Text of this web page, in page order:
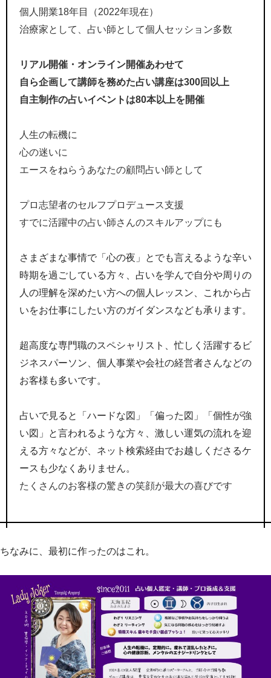
個人開業18年目（2022年現在）
治療家として、占い師として個人セッション多数
リアル開催・オンライン開催あわせて
自ら企画して講師を務めた占い講座は300回以上
自主制作の占いイベントは80本以上を開催
人生の転機に
心の迷いに
エースをねらうあなたの顧問占い師として
プロ志望者のセルフプロデュース支援
すでに活躍中の占い師さんのスキルアップにも
さまざまな事情で「心の夜」とでも言えるような辛い
時期を過ごしている方々、占いを学んで自分や周りの
人の理解を深めたい方への個人レッスン、これから占
いをお仕事にしたい方のガイダンスなども承ります。
超高度な専門職のスペシャリスト、忙しく活躍するビ
ジネスパーソン、個人事業や会社の経営者さんなどの
お客様も多いです。
占いで見ると「ハードな図」「偏った図」「個性が強
い図」と言われるような方々、激しい運気の流れを迎
える方々などが、ネット検索経由でお越しくださるケ
ースも少なくありません。
たくさんのお客様の驚きの笑顔が最大の喜びです
ちなみに、最初に作ったのはこれ。